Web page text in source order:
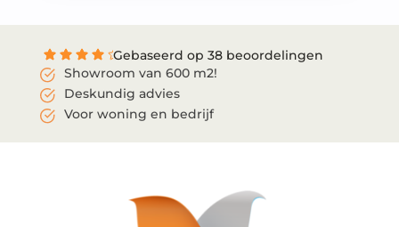
Gebaseerd op 38 beoordelingen
Showroom van 600 m2!
Deskundig advies
Voor woning en bedrijf